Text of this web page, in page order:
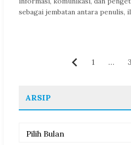
sebagai jembatan antara penulis,
Sebelumnya
1 … 3
ARSIP
Arsip